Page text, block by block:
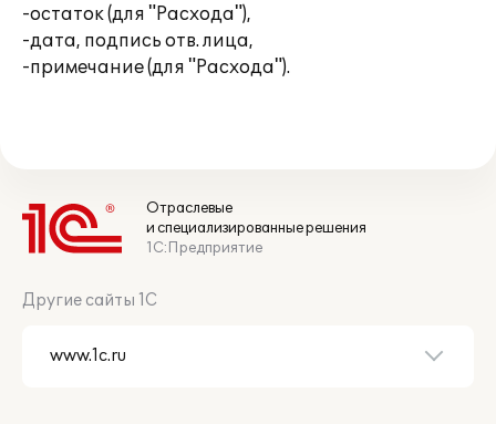
-остаток (для "Расхода"),
-дата, подпись отв. лица,
-примечание (для "Расхода").
Отраслевые
и специализированные решения
1С:Предприятие
Другие сайты 1С